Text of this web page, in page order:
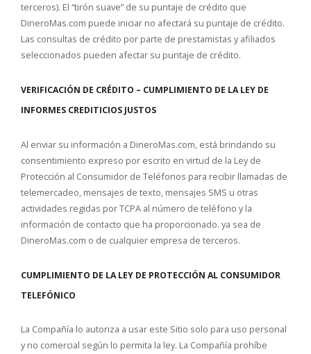
terceros). El “tirón suave” de su puntaje de crédito que
DineroMas.com puede iniciar no afectará su puntaje de crédito.
Las consultas de crédito por parte de prestamistas y afiliados
seleccionados pueden afectar su puntaje de crédito.
VERIFICACIÓN DE CRÉDITO – CUMPLIMIENTO DE LA LEY DE
INFORMES CREDITICIOS JUSTOS
Al enviar su información a DineroMas.com, está brindando su
consentimiento expreso por escrito en virtud de la Ley de
Protección al Consumidor de Teléfonos para recibir llamadas de
telemercadeo, mensajes de texto, mensajes SMS u otras
actividades regidas por TCPA al número de teléfono y la
información de contacto que ha proporcionado. ya sea de
DineroMas.com o de cualquier empresa de terceros.
CUMPLIMIENTO DE LA LEY DE PROTECCIÓN AL CONSUMIDOR
TELEFÓNICO
La Compañía lo autoriza a usar este Sitio solo para uso personal
y no comercial según lo permita la ley. La Compañía prohíbe